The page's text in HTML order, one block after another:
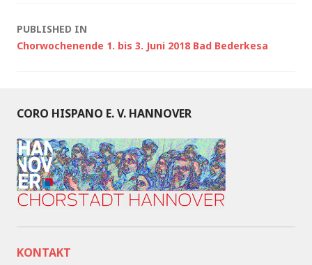
Post
PUBLISHED IN
Chorwochenende 1. bis 3. Juni 2018 Bad Bederkesa
CORO HISPANO E. V. HANNOVER
KONTAKT